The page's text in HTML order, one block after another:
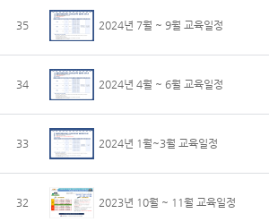
35 2024년 7월 ~ 9월 교육일정
34 2024년 4월 ~ 6월 교육일정
33 2024년 1월~3월 교육일정
32 2023년 10월 ~ 11월 교육일정